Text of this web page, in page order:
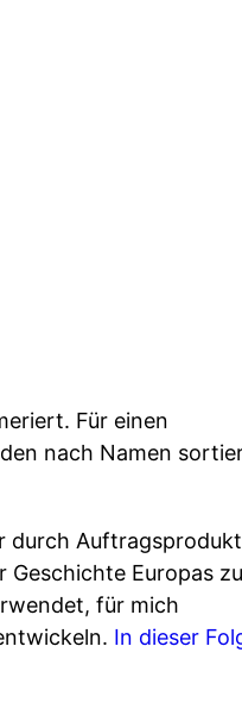
Für einen
nach Namen
durch
Europas zu
für mich
In dieser